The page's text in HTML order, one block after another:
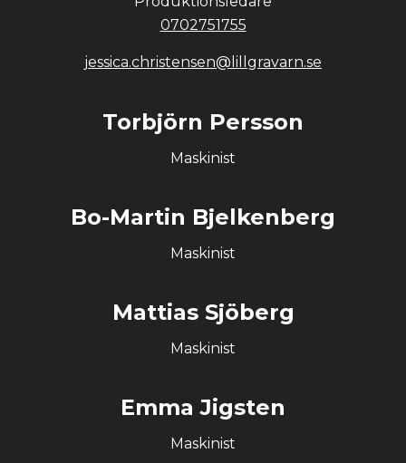
0702751755
jessica.christensen@lillgravarn.se
Torbjörn Persson
Maskinist
Bo-Martin Bjelkenberg
Maskinist
Mattias Sjöberg
Maskinist
Emma Jigsten
Maskinist